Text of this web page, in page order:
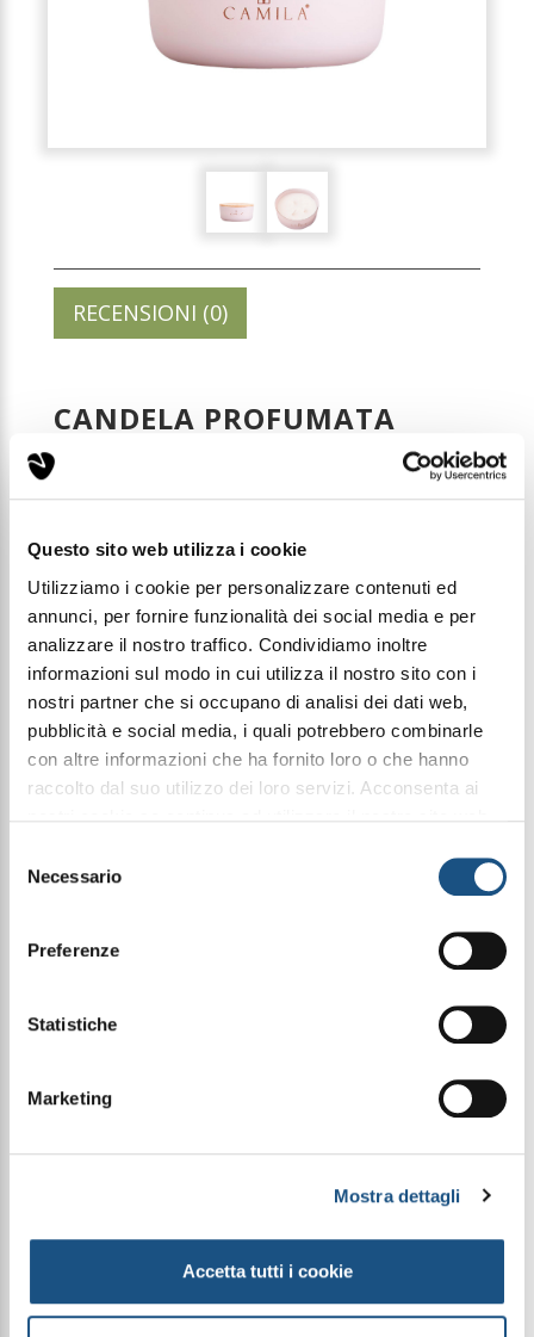
Questo sito web utilizza i cookie
Utilizziamo i cookie per personalizzare contenuti ed
annunci, per fornire funzionalità dei social media e per
analizzare il nostro traffico. Condividiamo inoltre
informazioni sul modo in cui utilizza il nostro sito con i
nostri partner che si occupano di analisi dei dati web,
pubblicità e social media, i quali potrebbero combinarle
con altre informazioni che ha fornito loro o che hanno
raccolto dal suo utilizzo dei loro servizi. Acconsenta ai
delNecessario
Preferenze
Statistiche
Marketing
Mostra dettagli
Accetta tutti i cookie
RECENSIONI (0)
CANDELA PROFUMATA
PESCA E CASSIS - 170GR
Prezzo di listino:
€ 21,52
Condividi questo articolo sui social
Facebook WhatsApp
fresche note agrumate, fruttate, fiorite e vanigliate
si diffondono con grazia nell'aria. La dolcezza
l'intensità vivace e profonda del cassis. Un
bouquet sensoriale che trasforma ogni ambiente in
Formato/Size: 170gr
Dimensione/Dimension: 11 x 4,5 cm